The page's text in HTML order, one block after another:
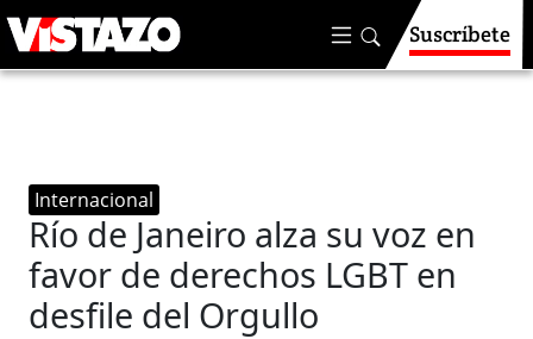
Suscríbete
Internacional
Río de Janeiro alza su voz en
favor de derechos LGBT en
desfile del Orgullo